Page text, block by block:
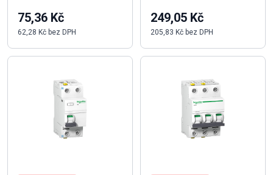
75,36 Kč
62,28 Kč bez DPH
249,05 Kč
205,83 Kč bez DPH